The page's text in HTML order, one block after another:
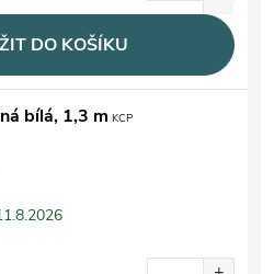
DO KOŠÍKU
bílá, 1,3 m KCP